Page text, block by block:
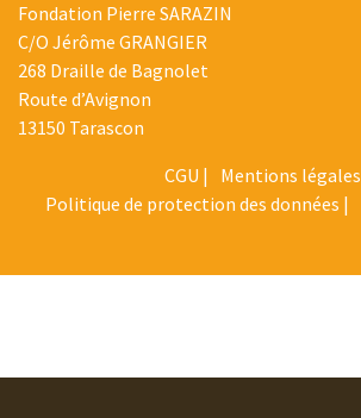
Fondation Pierre SARAZIN
C/O Jérôme GRANGIER
268 Draille de Bagnolet
Route d’Avignon
13150 Tarascon
CGU
Mentions légales
Politique de protection des données